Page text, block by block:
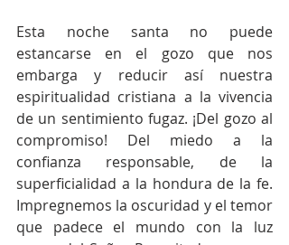
Esta noche santa no puede
estancarse en el gozo que nos
embarga y reducir así nuestra
espiritualidad cristiana a la vivencia
de un sentimiento fugaz. ¡Del gozo al
compromiso! Del miedo a la
confianza responsable, de la
superficialidad a la hondura de la fe.
Impregnemos la oscuridad y el temor
que padece el mundo con la luz